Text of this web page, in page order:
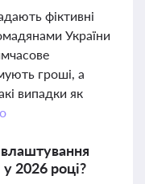
фіктивні
України
гроші, а
випадки як
у 2026 році?